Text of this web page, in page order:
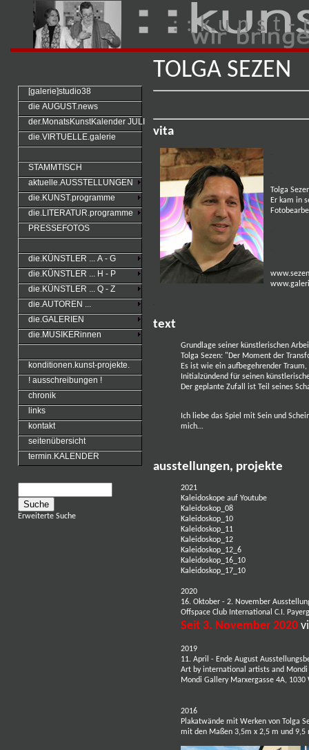
: : k u n s t -
[galerie]studio38
die AUGUST.news
der.MonatsKunstKalender JULI
die.VIRTUELLE.galerie
STAMMTISCH
aktuelle.AUSSTELLUNGEN
die.KUNST.programme
die.LITERATUR.programme
PRESSEFOTOS
die.KÜNSTLER ... A - G
die.KÜNSTLER ... H - P
die.KÜNSTLER ... Q - Z
die.AUTOREN ...
die.GALERIEN
die.MUSIKERinnen
konditionen.kunst-projekte.
! ausschreibungen !
chronik
links
kontakt
seitenübersicht
termin.KALENDER
Erweiterte Suche
TOLGA SEZEN
vita
Tolga
Er kam in
text
Grundlage seiner künstlerischen
Tolga Sezen: "Der Moment der
Es ist wie ein aufbegehrender
Initialzündend für seinen
Der geplante Zufall ist Teil seines
Ich liebe das Spiel mit Sein und
mich…
ausstellungen, projekte
2021
Kaleidoskope auf Youtube
Kaleidoskop_08
Kaleidoskop_10
Kaleidoskop_11
Kaleidoskop_12
Kaleidoskop_12_6
Kaleidoskop_16_10
Kaleidoskop_17_10
2020
16. Oktober - 2. November
Offspace Club International C.I.
Seit 3. November 2020
2019
11. April - Ende August
Art by international artists and Mondi
Mondi Gallery Marxergasse 4A, 1030
2016
Plakatwände mit Werken von Tolga
mit den Maßen 3,5m x 2,5 m und 9,5